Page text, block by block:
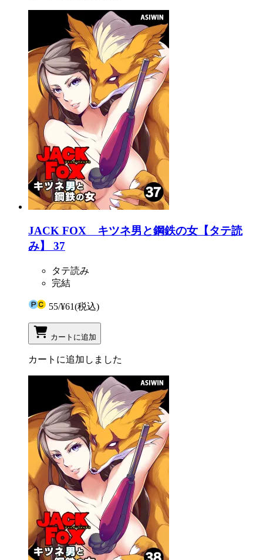
JACK FOX キツネ男と鋼鉄の女【タテ読
み】 37
タテ読み
完結
55/¥61(税込)
カートに追加
カートに追加しました